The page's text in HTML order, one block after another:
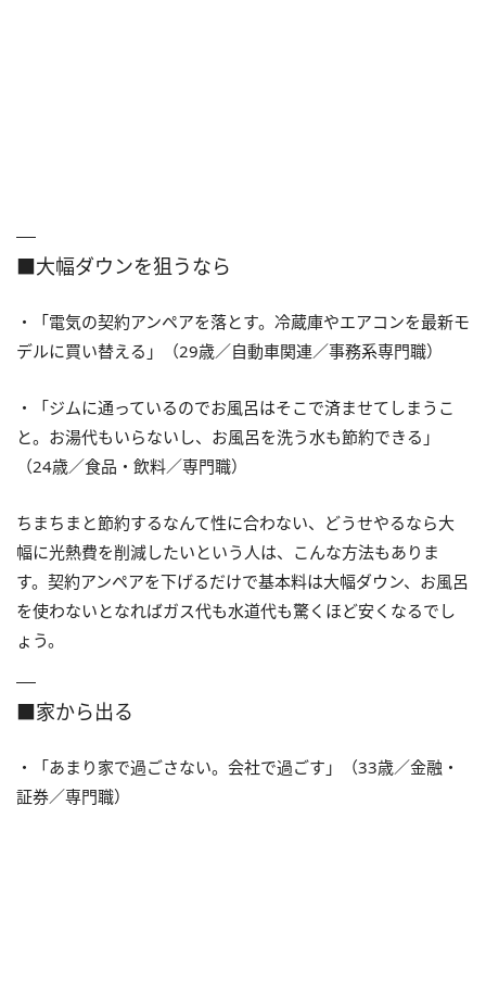
■大幅ダウンを狙うなら
・「電気の契約アンペアを落とす。冷蔵庫やエアコンを最新モ
デルに買い替える」（29歳／自動車関連／事務系専門職）
・「ジムに通っているのでお風呂はそこで済ませてしまうこ
と。お湯代もいらないし、お風呂を洗う水も節約できる」
（24歳／食品・飲料／専門職）
ちまちまと節約するなんて性に合わない、どうせやるなら大
幅に光熱費を削減したいという人は、こんな方法もありま
す。契約アンペアを下げるだけで基本料は大幅ダウン、お風呂
を使わないとなればガス代も水道代も驚くほど安くなるでし
ょう。
■家から出る
・「あまり家で過ごさない。会社で過ごす」（33歳／金融・
証券／専門職）